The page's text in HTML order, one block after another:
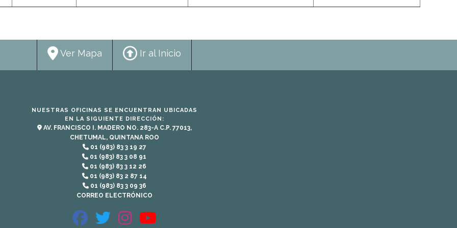
Ver Mapa Ir al Inicio
NUESTRAS OFICINAS SE ENCUENTRAN UBICADAS
EN LA SIGUIENTE DIRECCIÓN:
AV. FRANCISCO I. MADERO NO. 283-A C.P. 77013,
CHETUMAL, QUINTANA ROO
01 (983) 83 3 19 27
01 (983) 83 3 08 91
01 (983) 83 3 12 26
01 (983) 83 2 87 14
01 (983) 83 3 09 36
CORREO ELECTRÓNICO